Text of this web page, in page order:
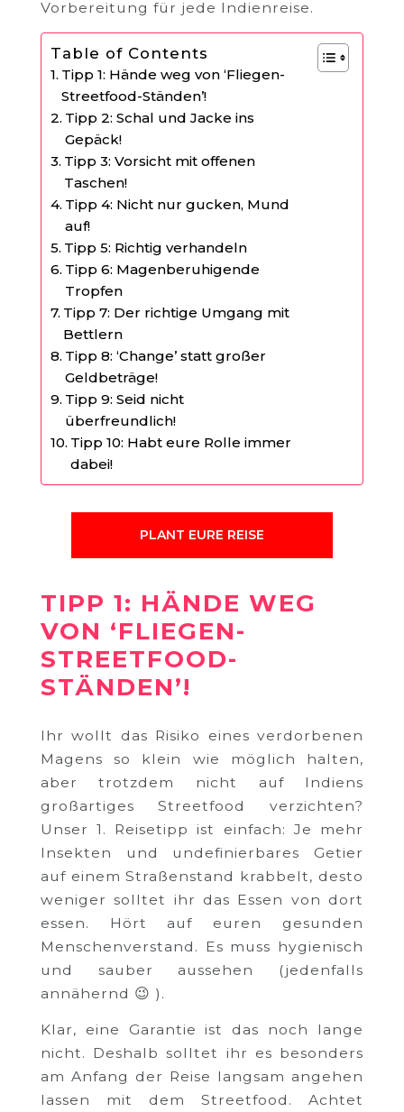
Vorbereitung für jede Indienreise.
Table of Contents
Tipp 1: Hände weg von ‘Fliegen-
Streetfood-Ständen’!
Tipp 2: Schal und Jacke ins
Gepäck!
Tipp 3: Vorsicht mit offenen
Taschen!
Tipp 4: Nicht nur gucken, Mund
auf!
Tipp 5: Richtig verhandeln
Tipp 6: Magenberuhigende
Tropfen
Tipp 7: Der richtige Umgang mit
Bettlern
Tipp 8: ‘Change’ statt großer
Geldbeträge!
Tipp 9: Seid nicht
überfreundlich!
Tipp 10: Habt eure Rolle immer
dabei!
PLANT EURE REISE
TIPP 1: HÄNDE WEG
VON ‘FLIEGEN-
STREETFOOD-
STÄNDEN’!
Ihr wollt das Risiko eines verdorbenen
Magens so klein wie möglich halten,
aber trotzdem nicht auf Indiens
großartiges Streetfood verzichten?
Unser 1. Reisetipp ist einfach: Je mehr
Insekten und undefinierbares Getier
auf einem Straßenstand krabbelt, desto
weniger solltet ihr das Essen von dort
essen. Hört auf euren gesunden
Menschenverstand. Es muss hygienisch
und sauber aussehen (jedenfalls
annähernd 😉 ).
Klar, eine Garantie ist das noch lange
nicht. Deshalb solltet ihr es besonders
am Anfang der Reise langsam angehen
lassen mit dem Streetfood. Achtet